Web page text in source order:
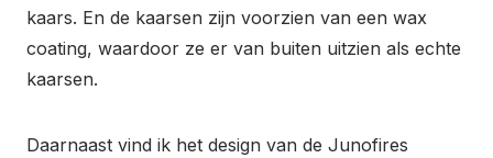
kaars. En de kaarsen zijn voorzien van een wax
coating, waardoor ze er van buiten uitzien als echte
kaarsen.
Daarnaast vind ik het design van de Junofires